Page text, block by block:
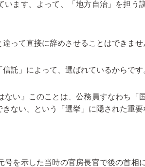
ます。よって、「地方自治」を担う
って直接に辞めさせることはできませ
託」によって、選ばれているからです
ない』このことは、公務員すなわち
ない、という「選挙」に隠された重要
を示した当時の官房長官で後の首相